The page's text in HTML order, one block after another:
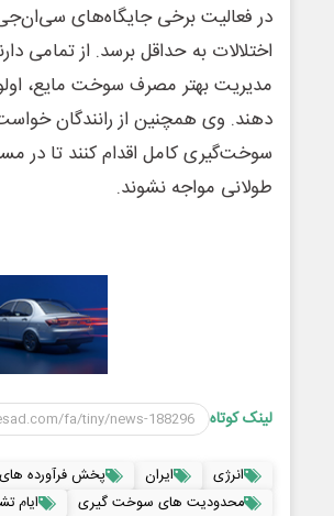
در فعالیت برخی جایگاه‌های
اختلالات به حداقل برسد. از تمامی
مدیریت بهتر مصرف سوخت مایع،
دهند. وی همچنین از رانندگان
سوخت‌گیری کامل اقدام کنند تا در
طولانی مواجه نشوند.
لینک کوتاه
انرژی ایران پخش فرآورده
محدودیت های سوخت گیری
ایام